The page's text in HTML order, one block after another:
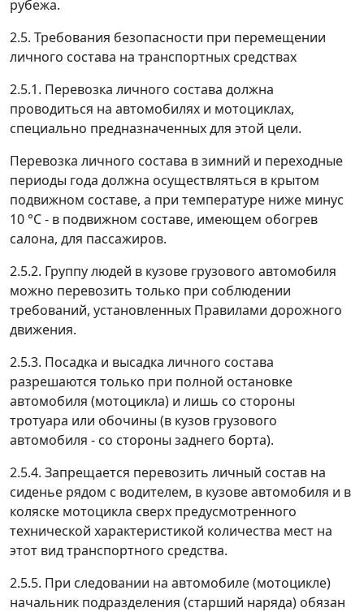
рубежа.
2.5. Требования безопасности при перемещении
личного состава на транспортных средствах
2.5.1. Перевозка личного состава должна
проводиться на автомобилях и мотоциклах,
специально предназначенных для этой цели.
Перевозка личного состава в зимний и переходные
периоды года должна осуществляться в крытом
подвижном составе, а при температуре ниже минус
10 °C - в подвижном составе, имеющем обогрев
салона, для пассажиров.
2.5.2. Группу людей в кузове грузового автомобиля
можно перевозить только при соблюдении
требований, установленных Правилами дорожного
движения.
2.5.3. Посадка и высадка личного состава
разрешаются только при полной остановке
автомобиля (мотоцикла) и лишь со стороны
тротуара или обочины (в кузов грузового
автомобиля - со стороны заднего борта).
2.5.4. Запрещается перевозить личный состав на
сиденье рядом с водителем, в кузове автомобиля и в
коляске мотоцикла сверх предусмотренного
технической характеристикой количества мест на
этот вид транспортного средства.
2.5.5. При следовании на автомобиле (мотоцикле)
начальник подразделения (старший наряда) обязан